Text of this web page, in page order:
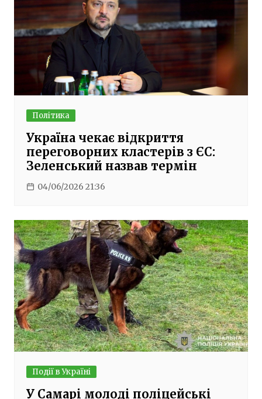
Політика
Україна чекає відкриття
переговорних кластерів з ЄС:
Зеленський назвав термін
04/06/2026 21:36
Події в Україні
У Самарі молоді поліцейські